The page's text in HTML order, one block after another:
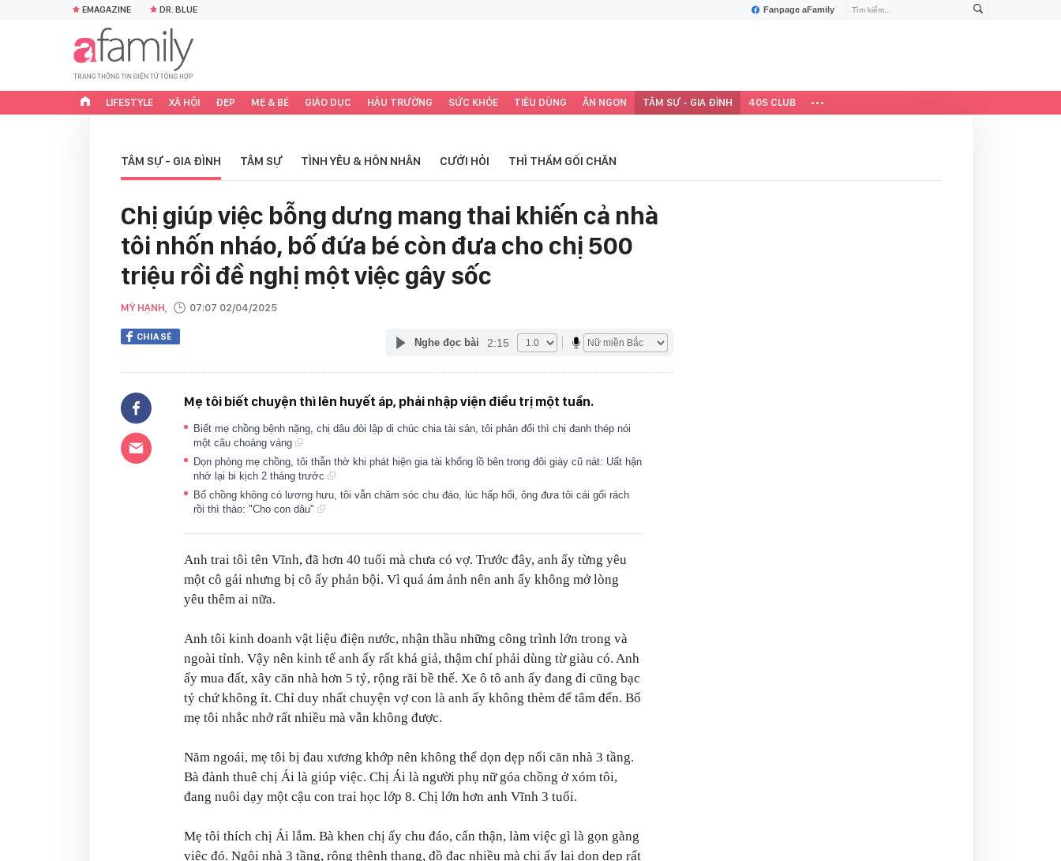
Fanpage aFamily
EMAGAZINE DR. BLUE
LIFESTYLE XÃ HỘI ĐẸP MẸ & BÉ GIÁO DỤC HẬU TRƯỜNG SỨC KHỎE TIÊU DÙNG ĂN NGON TÂM SỰ - GIA ĐÌNH 40S CLUB
TÂM SỰ - GIA ĐÌNH TÂM SỰ TÌNH YÊU & HÔN NHÂN CƯỚI HỎI THÌ THẦM GỐI CHĂN
Chị giúp việc bỗng dưng mang thai khiến cả nhà
tôi nhốn nháo, bố đứa bé còn đưa cho chị 500
triệu rồi đề nghị một việc gây sốc
MỸ HẠNH, 07:07 02/04/2025
CHIA SẺ Nghe đọc bài 2:15
Mẹ tôi biết chuyện thì lên huyết áp, phải nhập viện điều trị một tuần.
Biết mẹ chồng bệnh nặng, chị dâu đòi lập di chúc chia tài sản, tôi phản đối thì chị đanh thép nói
một câu choáng váng
Dọn phòng mẹ chồng, tôi thẫn thờ khi phát hiện gia tài khổng lồ bên trong đôi giày cũ nát: Uất hận
nhớ lại bi kịch 2 tháng trước
Bố chồng không có lương hưu, tôi vẫn chăm sóc chu đáo, lúc hấp hối, ông đưa tôi cái gối rách
rồi thì thào: "Cho con dâu"
Anh trai tôi tên Vĩnh, đã hơn 40 tuổi mà chưa có vợ. Trước đây, anh ấy từng yêu
một cô gái nhưng bị cô ấy phản bội. Vì quá ám ảnh nên anh ấy không mở lòng
yêu thêm ai nữa.
Anh tôi kinh doanh vật liệu điện nước, nhận thầu những công trình lớn trong và
ngoài tỉnh. Vậy nên kinh tế anh ấy rất khá giả, thậm chí phải dùng từ giàu có. Anh
ấy mua đất, xây căn nhà hơn 5 tỷ, rộng rãi bề thế. Xe ô tô anh ấy đang đi cũng bạc
tỷ chứ không ít. Chỉ duy nhất chuyện vợ con là anh ấy không thèm để tâm đến. Bố
mẹ tôi nhắc nhở rất nhiều mà vẫn không được.
Năm ngoái, mẹ tôi bị đau xương khớp nên không thể dọn dẹp nổi căn nhà 3 tầng.
Bà đành thuê chị Ái là giúp việc. Chị Ái là người phụ nữ góa chồng ở xóm tôi,
đang nuôi dạy một cậu con trai học lớp 8. Chị lớn hơn anh Vĩnh 3 tuổi.
Mẹ tôi thích chị Ái lắm. Bà khen chị ấy chu đáo, cẩn thận, làm việc gì là gọn gàng
việc đó. Ngôi nhà 3 tầng, rộng thênh thang, đồ đạc nhiều mà chị ấy lại dọn dẹp rất